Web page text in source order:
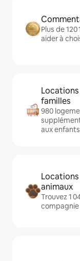
Plus de
aider à
Locations
familles
980
aux enfants
animaux
Trouvez 1
compagnie